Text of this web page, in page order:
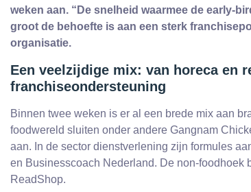
weken aan. “De snelheid waarmee de early-
groot de behoefte is aan een sterk
organisatie.
Een veelzijdige mix: van horeca en
franchiseondersteuning
Binnen twee weken is er al een brede mix aan
foodwereld sluiten onder andere Gangnam
aan. In de sector dienstverlening zijn formules
en Businesscoach Nederland. De non-foodhoek
ReadShop.